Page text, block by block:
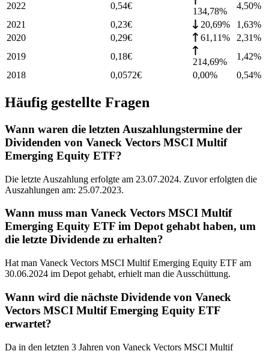
2022
0,54€
134,78%
4,50%
2021
0,23€ 20,69% 1,63%
2020
0,29€ 61,11% 2,31%
2019
0,18€
214,69%
1,42%
2018
0,0572€ 0,00% 0,54%
Häufig gestellte Fragen
Wann waren die letzten Auszahlungstermine der
Dividenden von Vaneck Vectors MSCI Multif
Emerging Equity ETF?
Die letzte Auszahlung erfolgte am 23.07.2024. Zuvor erfolgten die
Auszahlungen am: 25.07.2023.
Wann muss man Vaneck Vectors MSCI Multif
Emerging Equity ETF im Depot gehabt haben, um
die letzte Dividende zu erhalten?
Hat man Vaneck Vectors MSCI Multif Emerging Equity ETF am
30.06.2024 im Depot gehabt, erhielt man die Ausschüttung.
Wann wird die nächste Dividende von Vaneck
Vectors MSCI Multif Emerging Equity ETF
erwartet?
Da in den letzten 3 Jahren von Vaneck Vectors MSCI Multif